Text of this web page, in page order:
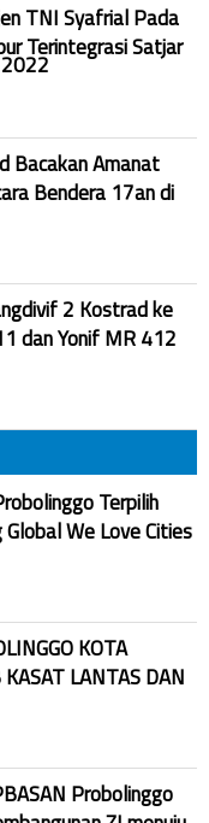
TNI Syafrial Pada
Terintegrasi Satjar
2022
Bacakan Amanat
Bendera 17an di
2 Kostrad ke
dan Yonif MR 412
Terpilih
Global We Love Cities
KOTA
LANTAS DAN
Probolinggo
ZI menuju